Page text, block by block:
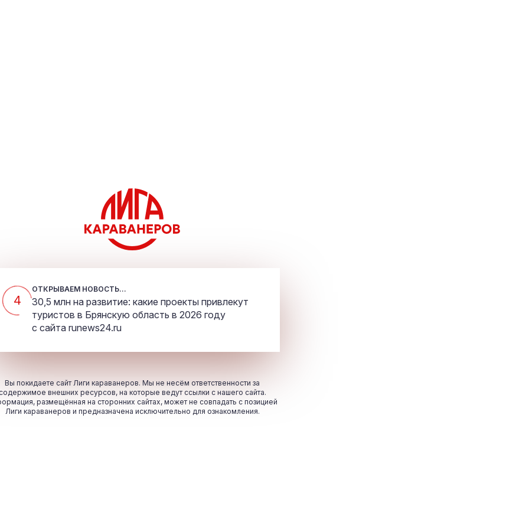
4
ОТКРЫВАЕМ НОВОСТЬ...
30,5 млн на развитие: какие проекты привлекут
туристов в Брянскую область в 2026 году
с сайта runews24.ru
Вы покидаете сайт Лиги караванеров. Мы не несём ответственности за
внешних ресурсов, на которые ведут ссылки с нашего сайта.
размещённая на сторонних сайтах, может не совпадать с позицией
Лиги караванеров и предназначена исключительно для ознакомления.